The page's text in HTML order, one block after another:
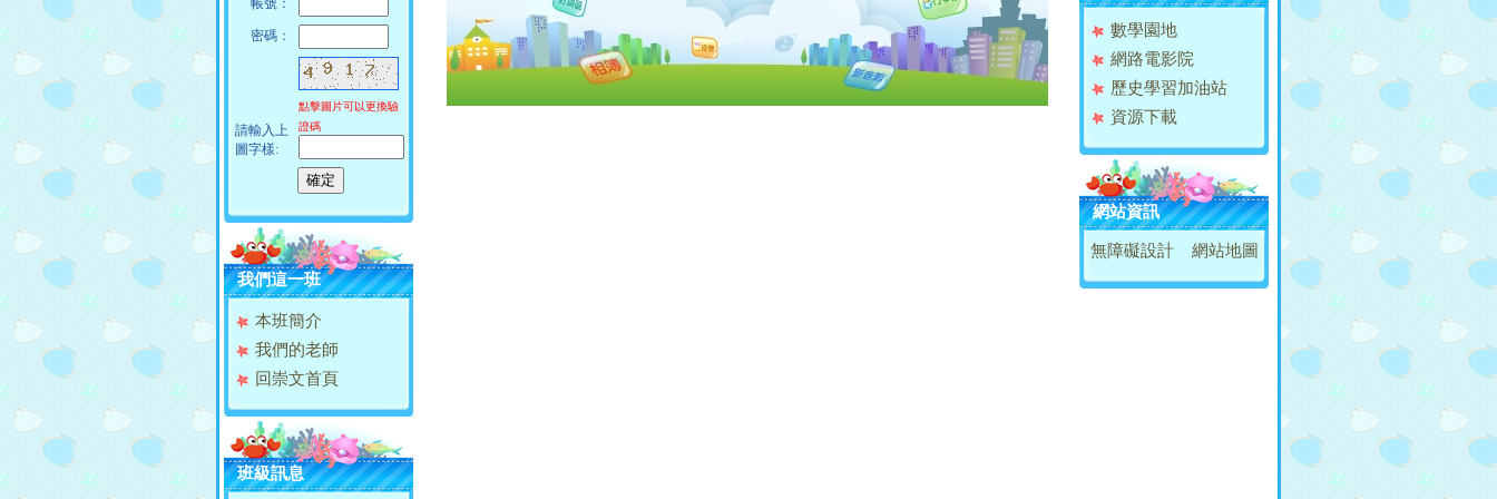
帳號：
密碼：
請輸入上
圖字樣:
點擊圖片可以更換驗
證碼
我們這一班
本班簡介
我們的老師
回崇文首頁
班級訊息
數學園地
網路電影院
歷史學習加油站
資源下載
網站資訊
無障礙設計 網站地圖